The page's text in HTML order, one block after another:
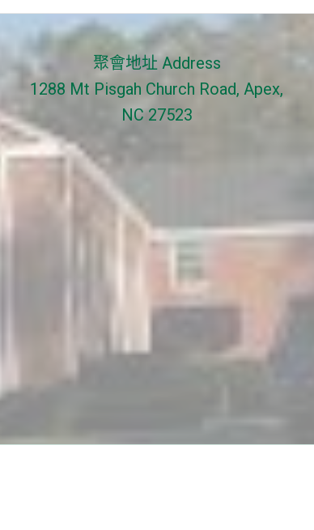
聚會地址 Address
1288 Mt Pisgah Church Road, Apex,
NC 27523